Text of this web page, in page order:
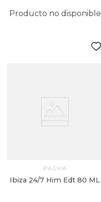
Producto no disponible
PACHA
Ibiza 24/7 Him Edt 80 ML